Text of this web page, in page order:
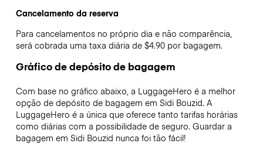
Cancelamento da reserva
Para cancelamentos no próprio dia e não comparência,
será cobrada uma taxa diária de $4.90 por bagagem.
Gráfico de depósito de bagagem
Com base no gráfico abaixo, a LuggageHero é a melhor
opção de depósito de bagagem em Sidi Bouzid. A
LuggageHero é a única que oferece tanto tarifas horárias
como diárias com a possibilidade de seguro. Guardar a
bagagem em Sidi Bouzid nunca foi tão fácil!